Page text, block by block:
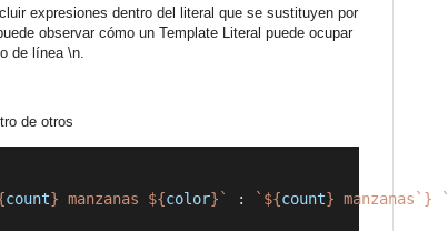
expresiones dentro del literal que se sustituyen por
observar cómo un Template Literal puede ocupar
de línea \n.
de otros
count} manzanas ${color}` : `${count} manzanas`} `